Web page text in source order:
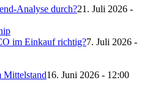
Analyse durch?21. Juli 2026 -
im Einkauf richtig?7. Juli 2026 -
Mittelstand16. Juni 2026 - 12:00